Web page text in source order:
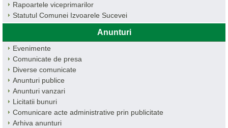
Rapoartele viceprimarilor
Statutul Comunei Izvoarele Sucevei
Anunturi
Evenimente
Comunicate de presa
Diverse comunicate
Anunturi publice
Anunturi vanzari
Licitatii bunuri
Comunicare acte administrative prin publicitate
Arhiva anunturi